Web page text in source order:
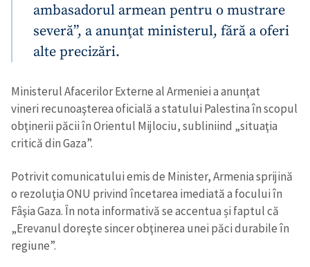
ambasadorul armean pentru o mustrare
severă”, a anunţat ministerul, fără a oferi
alte precizări.
Ministerul Afacerilor Externe al Armeniei a anunţat
vineri recunoaşterea oficială a statului Palestina în scopul
obţinerii păcii în Orientul Mijlociu, subliniind „situaţia
critică din Gaza”.
Potrivit comunicatului emis de Minister, Armenia sprijină
o rezoluţia ONU privind încetarea imediată a focului în
Fâşia Gaza. În nota informativă se accentua și faptul că
„Erevanul doreşte sincer obţinerea unei păci durabile în
regiune”.